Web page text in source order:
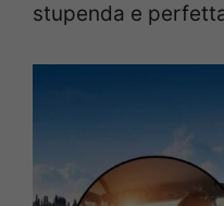
stupenda e